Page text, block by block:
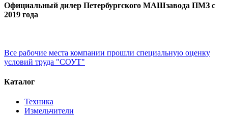
Официальный дилер Петербургского МАШзавода ПМЗ с
2019 года
Все рабочие места компании прошли специальную оценку
условий труда "СОУТ"
Каталог
Техника
Измельчители